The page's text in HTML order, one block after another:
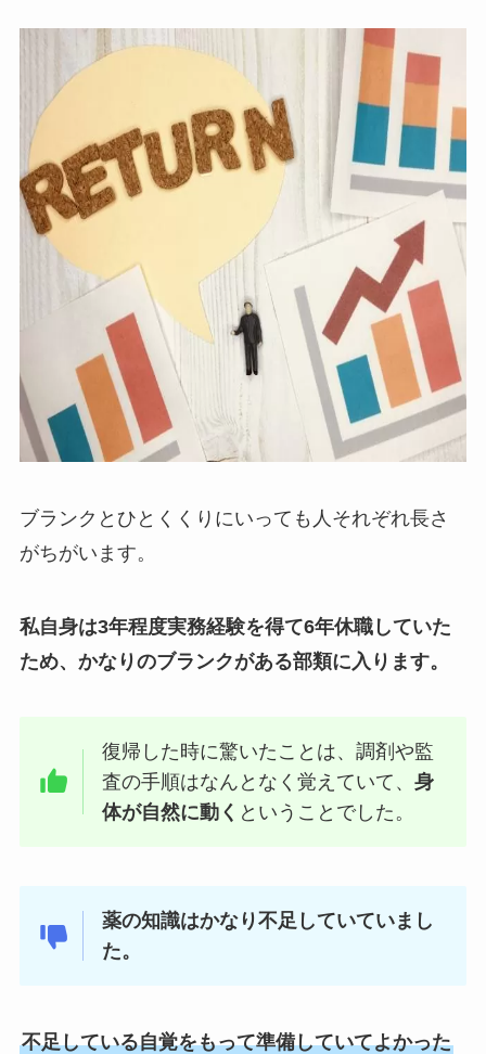
ブランクとひとくくりにいっても人それぞれ長さ
がちがいます。
私自身は3年程度実務経験を得て6年休職していた
ため、かなりのブランクがある部類に入ります。
復帰した時に驚いたことは、調剤や監
査の手順はなんとなく覚えていて、身
体が自然に動く という ことでした。
薬の知識はかなり不足していていまし
た。
不足している自覚をもって準備していてよかった